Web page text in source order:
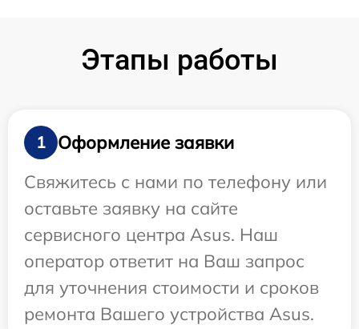
Этапы работы
1
Оформление заявки
Свяжитесь с нами по телефону или
оставьте заявку на сайте
сервисного центра Asus. Наш
оператор ответит на Ваш запрос
для уточнения стоимости и сроков
ремонта Вашего устройства Asus.